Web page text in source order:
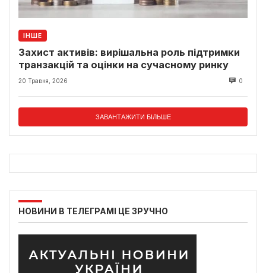
ІНШЕ
Захист активів: вирішальна роль підтримки
транзакцій та оцінки на сучасному ринку
20 Травня, 2026 0
ЗАВАНТАЖИТИ БІЛЬШЕ
НОВИНИ В ТЕЛЕГРАМІ ЦЕ ЗРУЧНО